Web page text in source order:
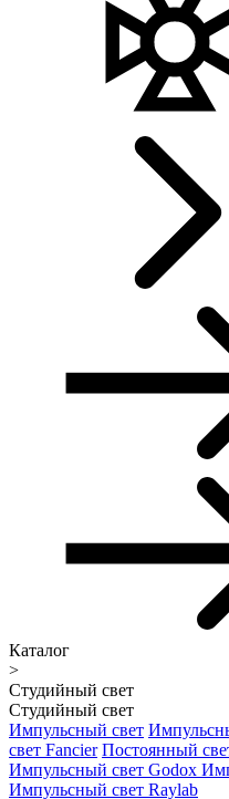
Каталог
>
Студийный свет
Студийный свет
Импульсный свет
свет Fancier Постоянный
Импульсный свет Godox
Импульсный свет Raylab